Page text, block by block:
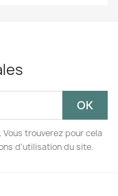
trouverez pour cela
d'utilisation du site.